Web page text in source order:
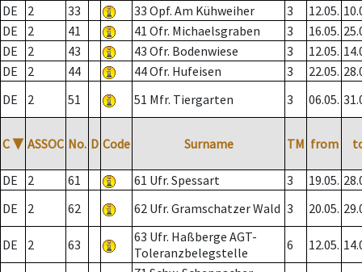
DE
2 33 33 Opf. Am Kühweiher 3 12.05.
DE
2 41 41 Ofr. Michaelsgraben 3 16.05.
DE
2 43 43 Ofr. Bodenwiese 3 12.05.
DE
2 44 44 Ofr. Hufeisen 3 22.05.
DE
2 51 51 Mfr. Tiergarten 3 06.05.
C ▼ ASSOC No. D Code Surname TM from
DE 2 61 61 Ufr. Spessart 3 19.05.
DE
2 62 62 Ufr. Gramschatzer Wald 3 20.05.
DE 2 63
63 Ufr. Haßberge AGT-
Toleranzbelegstelle
6 12.05.